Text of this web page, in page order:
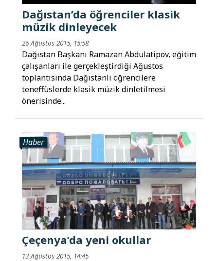
Dağıstan’da öğrenciler klasik
müzik dinleyecek
26 Ağustos 2015, 15:58
Dağıstan Başkanı Ramazan Abdulatipov, eğitim
çalışanları ile gerçekleştirdiği Ağustos
toplantısında Dağıstanlı öğrencilere
teneffüslerde klasik müzik dinletilmesi
önerisinde...
Haber
Çeçenya’da yeni okullar
13 Ağustos 2015, 14:45